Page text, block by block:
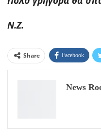
Ν.Ζ.
Share Facebook
News